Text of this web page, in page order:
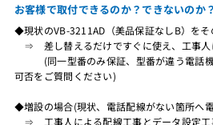
お客様で取付できるのか？できないのか
◆現状のVB-3211AD（美品保証なしB）を
⇒ 差し替えるだけですぐに使え、工事人
(同一型番のみ保証、型番が違う電話機
可否をご質問ください)
◆増設の場合(現状、電話配線がない箇所へ
⇒ 工事人による配線工事とデータ設定工